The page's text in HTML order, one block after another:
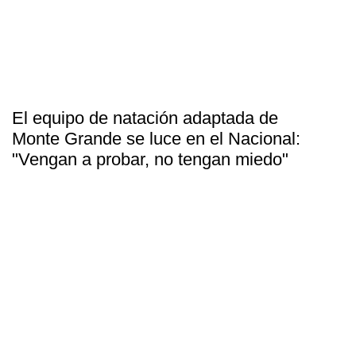
El equipo de natación adaptada de
Monte Grande se luce en el Nacional:
"Vengan a probar, no tengan miedo"